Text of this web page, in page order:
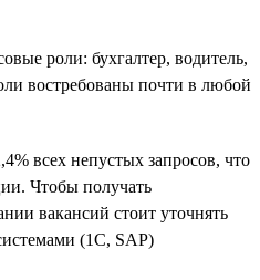
роли: бухгалтер, водитель,
востребованы почти в любой
всех непустых запросов, что
Чтобы получать
вакансий стоит уточнять
(1С, SAP)